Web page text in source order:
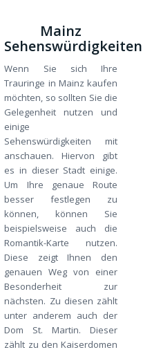
Mainz
Sehenswürdigkeiten
Wenn Sie sich Ihre
Trauringe in Mainz kaufen
möchten, so sollten Sie die
Gelegenheit nutzen und
einige
Sehenswürdigkeiten mit
anschauen. Hiervon gibt
es in dieser Stadt einige.
Um Ihre genaue Route
besser festlegen zu
können, können Sie
beispielsweise auch die
Romantik-Karte nutzen.
Diese zeigt Ihnen den
genauen Weg von einer
Besonderheit zur
nächsten. Zu diesen zählt
unter anderem auch der
Dom St. Martin. Dieser
zählt zu den Kaiserdomen